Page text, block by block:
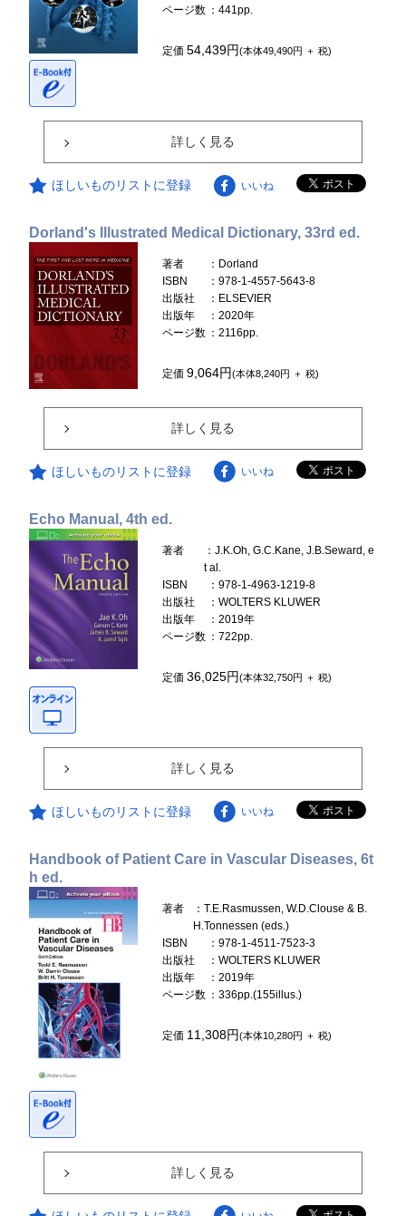
ページ数 ：441pp.
定価54,439円(本体49,490円 ＋ 税)
詳しく見る
ほしいものリストに登録 いいね
Dorland's Illustrated Medical Dictionary, 33rd ed.
著者
：Dorland
ISBN
：978-1-4557-5643-8
出版社
：ELSEVIER
出版年
：2020年
ページ数 ：2116pp.
定価9,064円(本体8,240円 ＋ 税)
詳しく見る
ほしいものリストに登録 いいね
Echo Manual, 4th ed.
著者
：J.K.Oh, G.C.Kane, J.B.Seward, e
t al.
ISBN
：978-1-4963-1219-8
出版社
：WOLTERS KLUWER
出版年
：2019年
ページ数 ：722pp.
定価36,025円(本体32,750円 ＋ 税)
詳しく見る
ほしいものリストに登録 いいね
Handbook of Patient Care in Vascular Diseases, 6t
h ed.
著者
：T.E.Rasmussen, W.D.Clouse & B.
H.Tonnessen (eds.)
ISBN
：978-1-4511-7523-3
出版社
：WOLTERS KLUWER
出版年
：2019年
ページ数 ：336pp.(155illus.)
定価 11,308円(本体10,280円 ＋ 税)
詳しく見る